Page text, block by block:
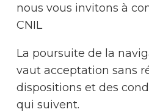
nous vous invitons à
CNIL
La poursuite de la
vaut acceptation sans
dispositions et des
qui suivent.